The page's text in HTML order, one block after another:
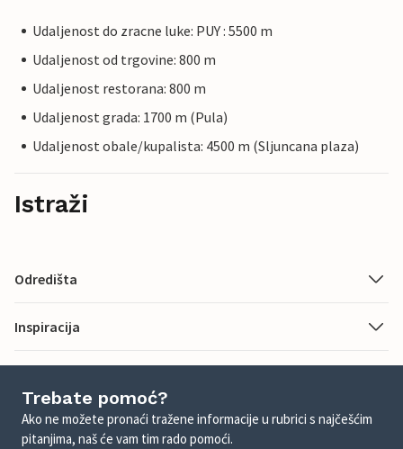
Udaljenost do zracne luke: PUY : 5500 m
Udaljenost od trgovine: 800 m
Udaljenost restorana: 800 m
Udaljenost grada: 1700 m (Pula)
Udaljenost obale/kupalista: 4500 m (Sljuncana plaza)
Istraži
Odredišta
Inspiracija
Trebate pomoć?
Ako ne možete pronaći tražene informacije u rubrici s najčešćim
pitanjima, naš će vam tim rado pomoći.